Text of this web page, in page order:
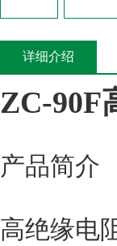
详细介绍
ZC-90F
产品简介
高绝缘电